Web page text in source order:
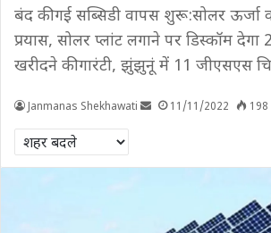
बंद की गई सब्सिडी वापस शुरू:सोलर ऊर्जा
प्रयास, सोलर प्लांट लगाने पर डिस्कॉम
खरीदने की गारंटी, झुंझुनूं में 11 जीएसएस
Janmanas Shekhawati 11/11/2022 198